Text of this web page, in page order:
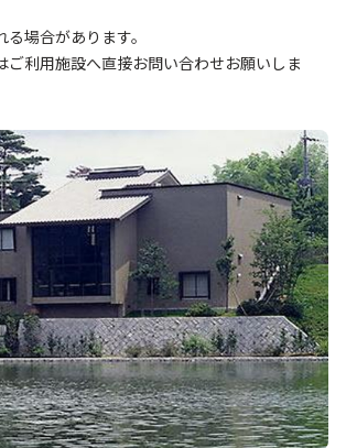
場合があります。
ご利用施設へ直接お問い合わせお願いしま